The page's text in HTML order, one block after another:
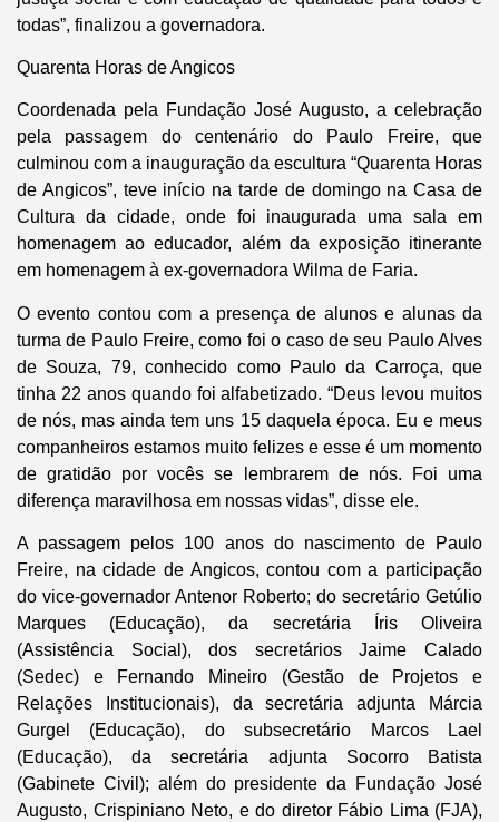
todas”, finalizou a governadora.
Quarenta Horas de Angicos
Coordenada pela Fundação José Augusto, a celebração
pela passagem do centenário do Paulo Freire, que
culminou com a inauguração da escultura “Quarenta Horas
de Angicos”, teve início na tarde de domingo na Casa de
Cultura da cidade, onde foi inaugurada uma sala em
homenagem ao educador, além da exposição itinerante
em homenagem à ex-governadora Wilma de Faria.
O evento contou com a presença de alunos e alunas da
turma de Paulo Freire, como foi o caso de seu Paulo Alves
de Souza, 79, conhecido como Paulo da Carroça, que
tinha 22 anos quando foi alfabetizado. “Deus levou muitos
de nós, mas ainda tem uns 15 daquela época. Eu e meus
companheiros estamos muito felizes e esse é um momento
de gratidão por vocês se lembrarem de nós. Foi uma
diferença maravilhosa em nossas vidas”, disse ele.
A passagem pelos 100 anos do nascimento de Paulo
Freire, na cidade de Angicos, contou com a participação
do vice-governador Antenor Roberto; do secretário Getúlio
Marques (Educação), da secretária Íris Oliveira
(Assistência Social), dos secretários Jaime Calado
(Sedec) e Fernando Mineiro (Gestão de Projetos e
Relações Institucionais), da secretária adjunta Márcia
Gurgel (Educação), do subsecretário Marcos Lael
(Educação), da secretária adjunta Socorro Batista
(Gabinete Civil); além do presidente da Fundação José
Augusto, Crispiniano Neto, e do diretor Fábio Lima (FJA),